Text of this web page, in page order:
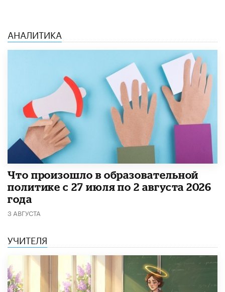
АНАЛИТИКА
​Что произошло в образовательной
политике с 27 июля по 2 августа 2026
года
3 АВГУСТА
УЧИТЕЛЯ